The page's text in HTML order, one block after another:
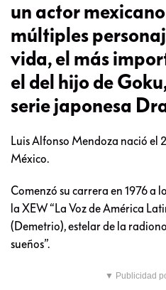
un actor
múltiples
vida, el más
el del hijo de
serie japonesa
Luis Alfonso Mendoza nació el
México.
Comenzó su carrera en 1976 a
la XEW “La Voz de América
(Demetrio), estelar de la
sueños”.
▼ Publicidad